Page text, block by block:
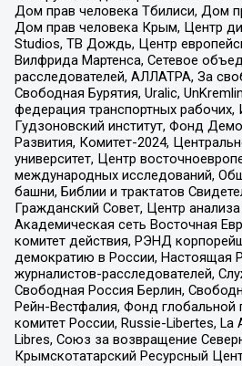
Дом прав человека Тбилиси, Дом
Дом прав человека Крым, Центр
Studios, ТВ Дождь, Центр
Вилфрида Мартенса, Сетевое
расследователей, АЛЛАТРА, За
Свободная Бурятия, Uralic,
федерация транспортных
Гудзоновский институт, Фонд
Развития, Комитет-2024,
университет, Центр
международных исследований,
башни, Библии и трактатов
Гражданский Совет, Центр
Академическая сеть Восточная
комитет действия, РЭНД
демократию в России, Настоящая
журналистов-расследователей,
Свободная Россия Берлин,
Рейн-Вестфалия, Фонд
комитет России, Russie-Libertes, La
Libres, Союз за возвращение
Крымскотатарский Ресурсный